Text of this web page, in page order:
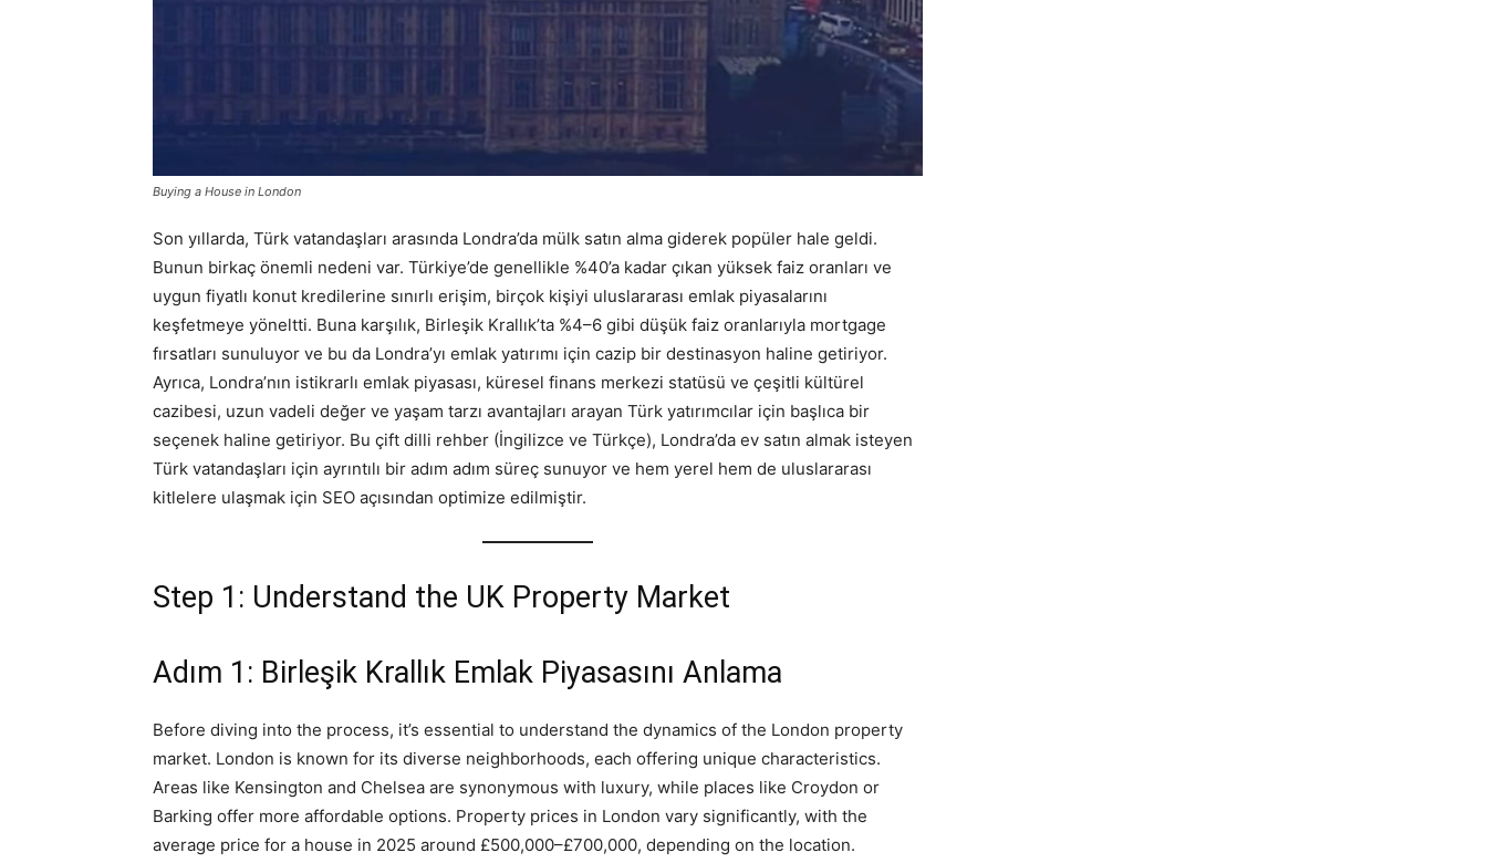
Buying a House in London
Son yıllarda, Türk vatandaşları arasında Londra’da mülk satın alma giderek popüler hale geldi.
Bunun birkaç önemli nedeni var. Türkiye’de genellikle %40’a kadar çıkan yüksek faiz oranları ve
uygun fiyatlı konut kredilerine sınırlı erişim, birçok kişiyi uluslararası emlak piyasalarını
keşfetmeye yöneltti. Buna karşılık, Birleşik Krallık’ta %4–6 gibi düşük faiz oranlarıyla mortgage
fırsatları sunuluyor ve bu da Londra’yı emlak yatırımı için cazip bir destinasyon haline getiriyor.
Ayrıca, Londra’nın istikrarlı emlak piyasası, küresel finans merkezi statüsü ve çeşitli kültürel
cazibesi, uzun vadeli değer ve yaşam tarzı avantajları arayan Türk yatırımcılar için başlıca bir
seçenek haline getiriyor. Bu çift dilli rehber (İngilizce ve Türkçe), Londra’da ev satın almak isteyen
Türk vatandaşları için ayrıntılı bir adım adım süreç sunuyor ve hem yerel hem de uluslararası
kitlelere ulaşmak için SEO açısından optimize edilmiştir.
Step 1: Understand the UK Property Market
Adım 1: Birleşik Krallık Emlak Piyasasını Anlama
Before diving into the process, it’s essential to understand the dynamics of the London property
market. London is known for its diverse neighborhoods, each offering unique characteristics.
Areas like Kensington and Chelsea are synonymous with luxury, while places like Croydon or
Barking offer more affordable options. Property prices in London vary significantly, with the
average price for a house in 2025 around £500,000–£700,000, depending on the location.